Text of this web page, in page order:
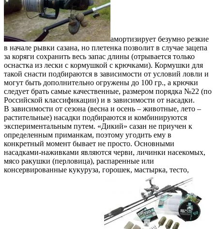
амортизирует безумно резкие
в начале рывки сазана, но плетенка позволит в случае зацепа
за коряги сохранить весь запас длины (отрывается только
оснастка из лески с кормушкой с крючками). Кормушки для
такой снасти подбираются в зависимости от условий ловли и
могут быть дополнительно огружены до 100 гр., а крючки
следует брать самые качественные, размером порядка №22 (по
Российской классификации) и в зависимости от насадки.
В зависимости от сезона (весна и осень – животные, лето –
растительные) насадки подбираются и комбинируются
экспериментальным путем. «Дикий» сазан не приучен к
определенным приманкам, поэтому угодить ему в
конкретный момент бывает не просто. Основными
насадками-наживками являются черви, личинки насекомых,
мясо ракушки (перловица), распаренные или
консервированные кукуруза, горошек, мастырка, тесто,